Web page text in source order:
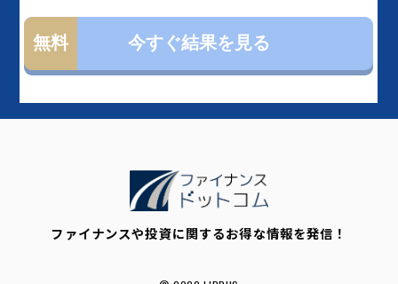
ファイナンスや投資に関するお得な情報を発信！